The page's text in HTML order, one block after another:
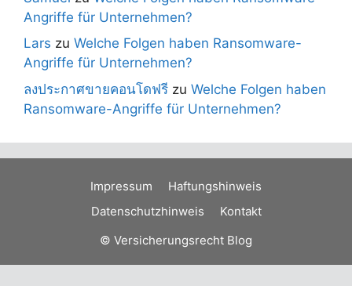
Angriffe für Unternehmen?
Lars zu Welche Folgen haben Ransomware-
Angriffe für Unternehmen?
ลงประกาศขายคอนโดฟรี zu Welche Folgen haben
Ransomware-Angriffe für Unternehmen?
Impressum
Haftungshinweis
Datenschutzhinweis
Kontakt
© Versicherungsrecht Blog